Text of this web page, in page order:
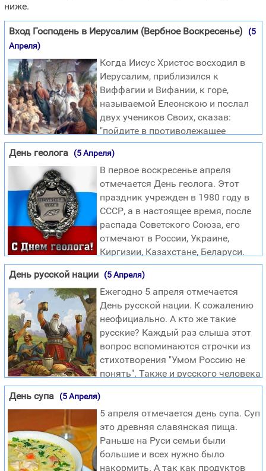
ниже.
Вход Господень в Иерусалим (Вербное Воскресенье)
(5
Апреля)
Когда Иисус Христос восходил в
Иерусалим, приблизился к
Виффагии и Вифании, к горе,
называемой Елеонскою и послал
двух учеников Своих, сказав:
"пойдите в противолежащее
селение; войдя в него, найдете
молодого осла привязанного, на которого никто из
людей никогда не садился; отвязав его, приведите; и
если кто спросит вас: зачем отвязываете? скажите ему
так: он надобен Господу". Посланные пошли и нашли,
как Он сказал им. Когда же они отвязывали молодого
осла, хозяева его сказали им: зачем отвязываете
осленка? Они отвечали: он надобен Господу. И привели
его к Иисусу, и, накинув одежды свои на осл
День геолога (5 Апреля)
В первое воскресенье апреля
отмечается День геолога. Этот
праздник учрежден в 1980 году в
СССР, а в настоящее время, после
распада Советского Союза, его
отмечают в России, Украине,
Киргизии, Казахстане, Беларуси.
День геолога считают своим профессиональным
праздником все геологи названных стран. Инициатива
введения праздника принадлежала группе выдающихся
советских геологов, а поводом для их обращения в
Президиум Верховного Совета СССР стало открытие
месторождений Западно-Сибирской нефтегазоносной
провинции в 1966 году. Геология — это наука о составе,
строении и закономерностях развития Земл
День русской нации (5 Апреля)
Ежегодно 5 апреля отмечается
День русской нации. К сожалению
неофициально. А кто же такие
русские? Каждый раз слыша этот
вопрос вспоминаются строчки из
стихотворения "Умом Россию не
понять". Также и русского человека
умом не понять. Это надо чувствовать всеми фибрами
души. Русский человек это веселье до упаду, слезы до
щемящей боли в груди, готовность снять последнюю
рубашку от жалости и достать звезду с неба из за
любви. Русский человек это потрясающая сила духа,
храбрость, патриотизм и героизм. Знаете почему очень
День супа (5 Апреля)
5 апреля отмечается день супа. Суп
это древняя славянская пища.
Раньше на Руси семьи были
большие и всех нужно было
накормить. А так как продуктов